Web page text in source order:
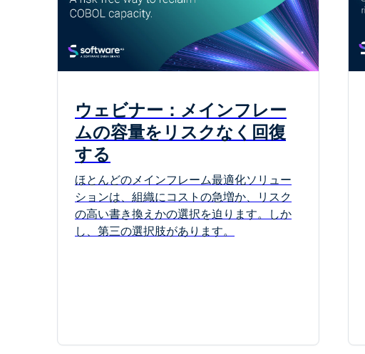
ウェビナー：メインフレー
ムの容量をリスクなく回復
する
ほとんどのメインフレーム最適化ソリュー
ションは、組織にコストの急増か、リスク
の高い書き換えかの選択を迫ります。しか
し、第三の選択肢があります。